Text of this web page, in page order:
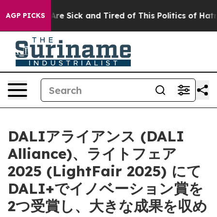
AGP PICKSAre Sick and Tired of This Politics of Hatred”
DALIアライアンス (DALI
Alliance)、ライトフェア
2025 (LightFair 2025) にて
DALI+でイノベーション賞を
2つ受賞し、大きな成果を収め